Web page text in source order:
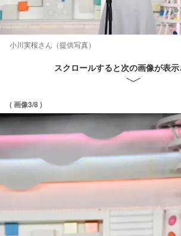
小川実桜さん（提供写真）
スクロールすると次の画像が表
( 画像3/8 )